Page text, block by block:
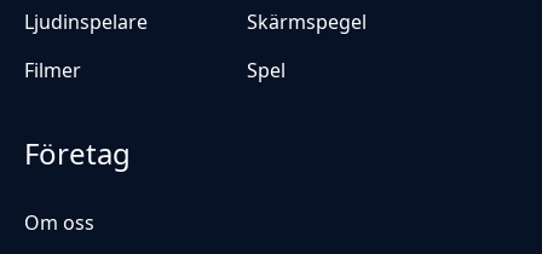
Ljudinspelare
Skärmspegel
Filmer
Spel
Företag
Om oss